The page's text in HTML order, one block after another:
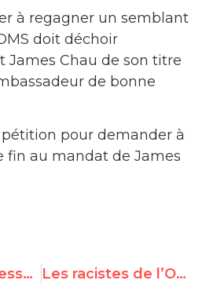
à regagner un semblant
doit déchoir
Chau de son titre
de bonne
pour demander à
fin au mandat de James
Des Etats oppresseurs candidats au Conseil des Droits de l’Homme Les racistes de l’ONU n’ont pas leur place dans le débat d’urgence sur le racisme et la brutalité policière